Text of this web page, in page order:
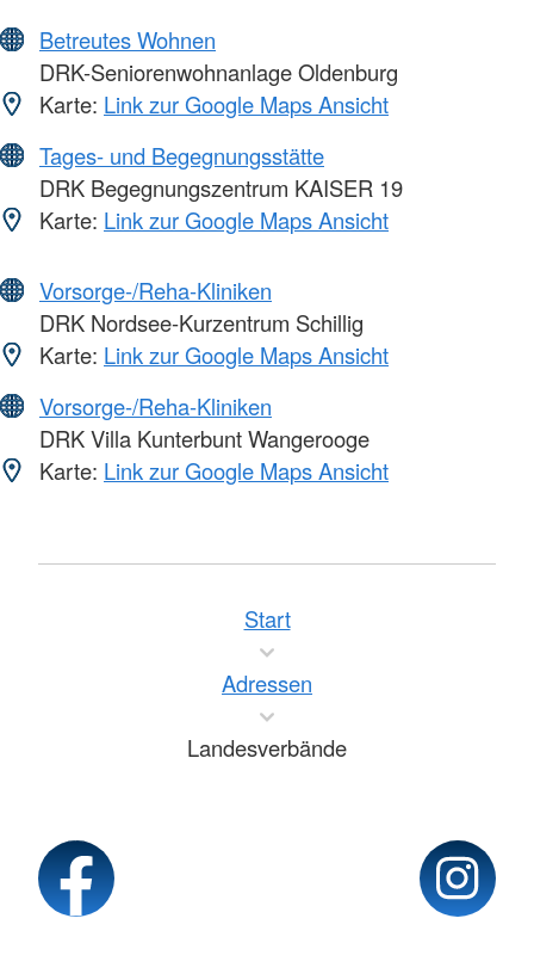
Betreutes Wohnen
DRK-Seniorenwohnanlage Oldenburg
Karte: Link zur Google Maps Ansicht
Tages- und Begegnungsstätte
DRK Begegnungszentrum KAISER 19
Karte: Link zur Google Maps Ansicht
Vorsorge-/Reha-Kliniken
DRK Nordsee-Kurzentrum Schillig
Karte: Link zur Google Maps Ansicht
Vorsorge-/Reha-Kliniken
DRK Villa Kunterbunt Wangerooge
Karte: Link zur Google Maps Ansicht
Start
Adressen
Landesverbände